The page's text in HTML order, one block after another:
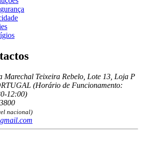
Teixeira Rebelo, Lote 13, Loja P
(Horário de Funcionamento:
12:00)
nacional)